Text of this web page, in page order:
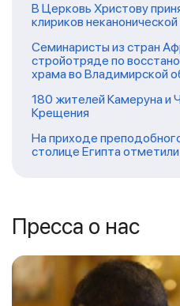
В Церковь Христову
клириков
Семинаристы из стран
стройотряде по
храма во Владимирской
180 жителей Камеруна и
Крещения
На приходе
столице Египта
Пресса о нас